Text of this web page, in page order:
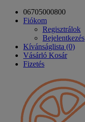
06705000800
Fiókom
Regisztrálok
Bejelentkezés
Kívánságlista (0)
Vásárló Kosár
Fizetés